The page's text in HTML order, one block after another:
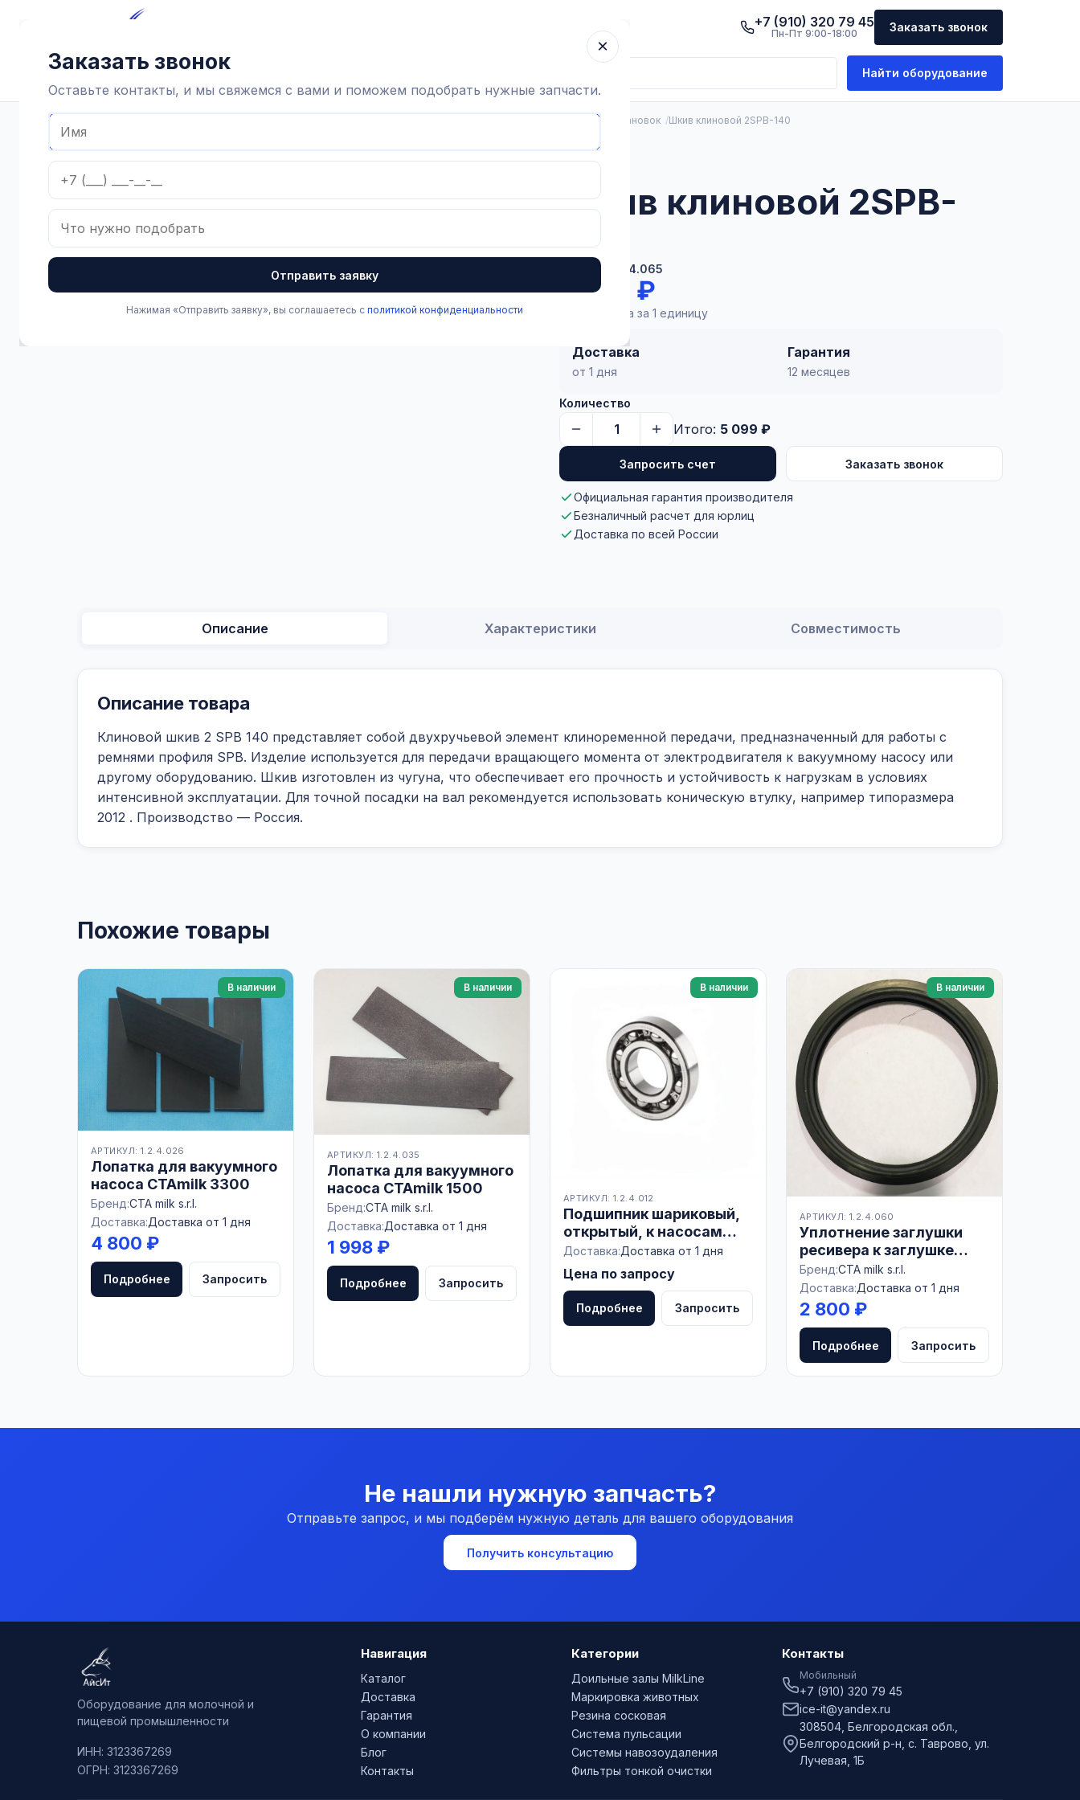
Контакты +7 (910) 320 79 45
Пн-Пт 9:00-18:00 Заказать звонок
Найти оборудование
Запчасти вакуумных насосов и установок Шкив клиновой 2SPB-140
Шкив клиновой 2SPB-
140
Артикул: 1.2.4.065
5 099 ₽
Цена указана за 1 единицу
Доставка
от 1 дня
Гарантия
12 месяцев
Количество
Итого: 5 099 ₽
Запросить счет Заказать звонок
Официальная гарантия производителя
Безналичный расчет для юрлиц
Доставка по всей России
Описание Характеристики Совместимость
Описание товара
Клиновой шкив 2 SPB 140 представляет собой двухручьевой элемент клиноременной передачи, предназначенный для работы с
ремнями профиля SPB. Изделие используется для передачи вращающего момента от электродвигателя к вакуумному насосу или
другому оборудованию. Шкив изготовлен из чугуна, что обеспечивает его прочность и устойчивость к нагрузкам в условиях
интенсивной эксплуатации. Для точной посадки на вал рекомендуется использовать коническую втулку, например типоразмера
2012 . Производство — Россия.
Похожие товары
В наличии
АРТИКУЛ: 1.2.4.026
Лопатка для вакуумного
насоса CTAmilk 3300
Бренд:CTA milk s.r.l.
Доставка:Доставка от 1 дня
4 800 ₽
Подробнее Запросить
В наличии
АРТИКУЛ: 1.2.4.035
Лопатка для вакуумного
насоса CTAmilk 1500
Бренд:CTA milk s.r.l.
Доставка:Доставка от 1 дня
1 998 ₽
Подробнее Запросить
В наличии
АРТИКУЛ: 1.2.4.012
Подшипник шариковый,
открытый, к насосам
НВ-75, УВД, РОССИЯ
Доставка:Доставка от 1 дня
Цена по запросу
Подробнее Запросить
В наличии
АРТИКУЛ: 1.2.4.060
Уплотнение заглушки
ресивера к заглушке
6001010
Бренд:CTA milk s.r.l.
Доставка:Доставка от 1 дня
2 800 ₽
Подробнее Запросить
Не нашли нужную запчасть?
Отправьте запрос, и мы подберём нужную деталь для вашего оборудования
Получить консультацию
Оборудование для молочной и
пищевой промышленности
ИНН: 3123367269
ОГРН: 3123367269
Навигация
Каталог
Доставка
Гарантия
О компании
Блог
Контакты
Категории
Доильные залы MilkLine
Маркировка животных
Резина сосковая
Система пульсации
Системы навозоудаления
Фильтры тонкой очистки
Контакты
Мобильный
+7 (910) 320 79 45
ice-it@yandex.ru
308504, Белгородская обл.,
Белгородский р-н, с. Таврово, ул.
Лучевая, 1Б
×
Заказать звонок
Оставьте контакты, и мы свяжемся с вами и поможем подобрать нужные запчасти.
Отправить заявку
Нажимая «Отправить заявку», вы соглашаетесь с политикой конфиденциальности